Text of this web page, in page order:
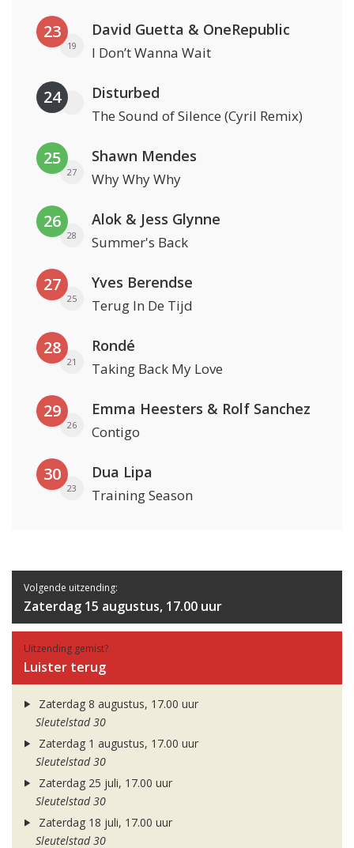
23
19
David Guetta & OneRepublic
I Don’t Wanna Wait
24 Disturbed
The Sound of Silence (Cyril Remix)
25
27
Shawn Mendes
Why Why Why
26
28
Alok & Jess Glynne
Summer's Back
27
25
Yves Berendse
Terug In De Tijd
28
21
Rondé
Taking Back My Love
29
26
Emma Heesters & Rolf Sanchez
Contigo
30
23
Dua Lipa
Training Season
Volgende uitzending:
Zaterdag 15 augustus, 17.00 uur
Uitzending gemist?
Luister terug
Zaterdag 8 augustus, 17.00 uur
Sleutelstad 30
Zaterdag 1 augustus, 17.00 uur
Sleutelstad 30
Zaterdag 25 juli, 17.00 uur
Sleutelstad 30
Zaterdag 18 juli, 17.00 uur
Sleutelstad 30